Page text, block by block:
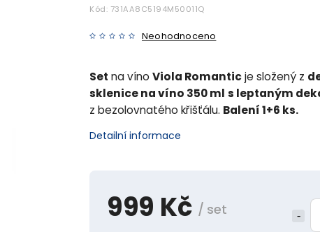
999 Kč / set
Kód: 731AA8C5194M50011Q
Neohodnoceno
Set na víno Viola Romanticje složený z
sklenice na víno 350 ml s leptaným
z bezolovnatého křišťálu. Balení 1+6 ks.
Detailní informace